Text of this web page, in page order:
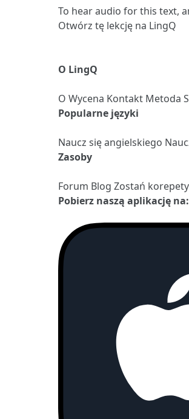
To hear audio for this text,
Otwórz tę lekcję na LingQ
O LingQ
O Wycena Kontakt Metoda
Popularne języki
Naucz się angielskiego
Zasoby
Forum Blog Zostań
Pobierz naszą aplikację na: